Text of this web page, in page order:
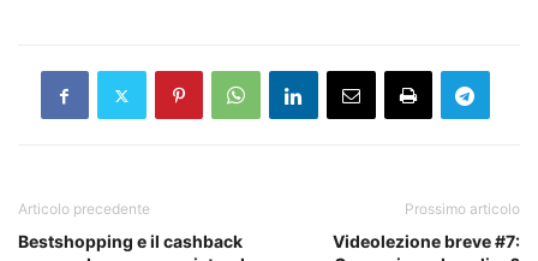
Articolo precedente
Bestshopping e il cashback
Prossimo articolo
Videolezione breve #7: